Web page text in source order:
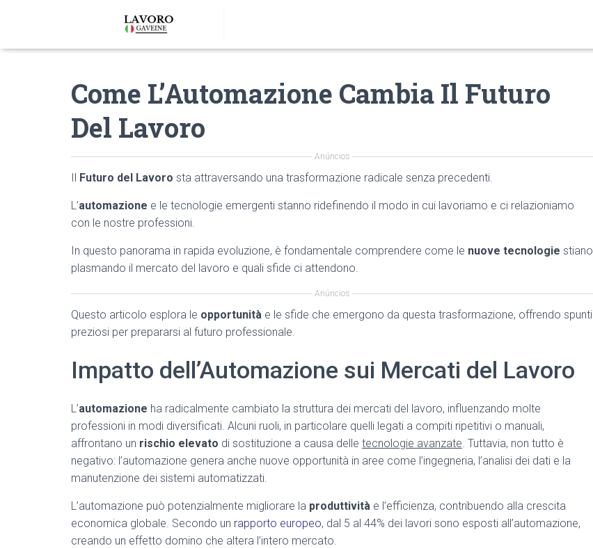
Come L’Automazione Cambia Il Futuro
Del Lavoro
Anúncios
Il Futuro del Lavoro sta attraversando una trasformazione radicale senza precedenti.
L’automazione e le tecnologie emergenti stanno ridefinendo il modo in cui lavoriamo e ci relazioniamo
con le nostre professioni.
In questo panorama in rapida evoluzione, è fondamentale comprendere come le nuove tecnologie stiano
plasmando il mercato del lavoro e quali sfide ci attendono.
Anúncios
Questo articolo esplora le opportunità e le sfide che emergono da questa trasformazione, offrendo spunti
preziosi per prepararsi al futuro professionale.
Impatto dell’Automazione sui Mercati del Lavoro
L’automazione ha radicalmente cambiato la struttura dei mercati del lavoro, influenzando molte
professioni in modi diversificati. Alcuni ruoli, in particolare quelli legati a compiti ripetitivi o manuali,
affrontano un rischio elevato di sostituzione a causa delle tecnologie avanzate. Tuttavia, non tutto è
negativo: l’automazione genera anche nuove opportunità in aree come l’ingegneria, l’analisi dei dati e la
manutenzione dei sistemi automatizzati.
L’automazione può potenzialmente migliorare la produttività e l’efficienza, contribuendo alla crescita
economica globale. Secondo un rapporto europeo, dal 5 al 44% dei lavori sono esposti all’automazione,
creando un effetto domino che altera l’intero mercato.